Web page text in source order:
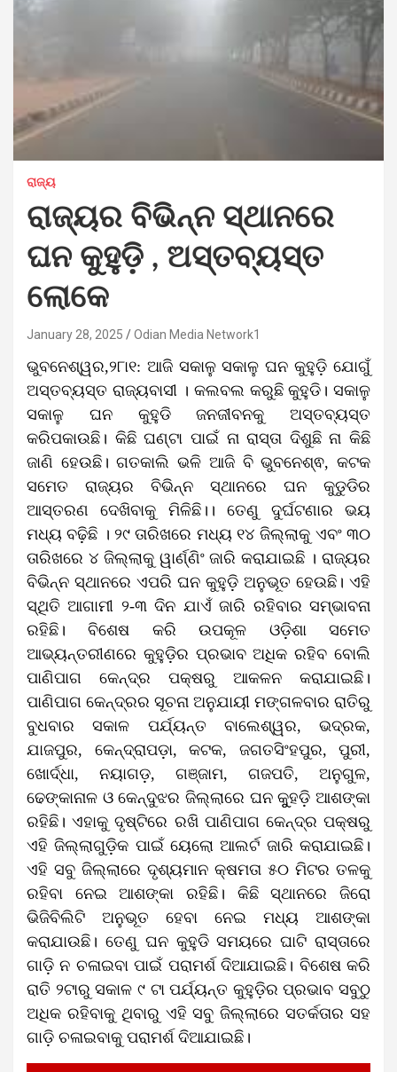
ରାଜ୍ୟ
ରାଜ୍ୟର ବିଭିନ୍ନ ସ୍ଥାନରେ
ଘନ କୁହୁଡ଼ି , ଅସ୍ତବ୍ୟସ୍ତ
ଲୋକେ
January 28, 2025 Odian Media Network1
ଭୁବନେଶ୍ୱର,୨୮ା୧: ଆଜି ସକାଳୁ ସକାଳୁ ଘନ କୁହୁଡ଼ି ଯୋଗୁଁ
ଅସ୍ତବ୍ୟସ୍ତ ରାଜ୍ୟବାସୀ । କଲବଲ କରୁଛି କୁହୁଡି। ସକାଳୁ
ସକାଳୁ ଘନ କୁହୁଡି ଜନଜୀବନକୁ ଅସ୍ତବ୍ୟସ୍ତ
କରିପକାଉଛି। କିଛି ଘଣ୍ଟା ପାଇଁ ନା ରାସ୍ତା ଦିଶୁଛି ନା କିଛି
ଜାଣି ହେଉଛି। ଗତକାଲି ଭଳି ଆଜି ବି ଭୁବନେଶ୍ଵ, କଟକ
ସମେତ ରାଜ୍ୟର ବିଭିନ୍ନ ସ୍ଥାନରେ ଘନ କୁଡୁଡିର
ଆସ୍ତରଣ ଦେଖିବାକୁ ମିଳିଛି।। ତେଣୁ ଦୁର୍ଘଟଣାର ଭୟ
ମଧ୍ୟ ବଢ଼ିଛି । ୨୯ ତାରିଖରେ ମଧ୍ୟ ୧୪ ଜିଲ୍ଲାକୁ ଏବଂ ୩୦
ତାରିଖରେ ୪ ଜିଲ୍ଲାକୁ ୱାର୍ଣ୍ଣିଂ ଜାରି କରାଯାଇଛି । ରାଜ୍ୟର
ବିଭିନ୍ନ ସ୍ଥାନରେ ଏପରି ଘନ କୁହୁଡ଼ି ଅନୁଭୂତ ହେଉଛି। ଏହି
ସ୍ଥିତି ଆଗାମୀ ୨-୩ ଦିନ ଯାଏଁ ଜାରି ରହିବାର ସମ୍ଭାବନା
ରହିଛି। ବିଶେଷ କରି ଉପକୂଳ ଓଡ଼ିଶା ସମେତ
ଆଭ୍ୟନ୍ତରୀଣରେ କୁହୁଡ଼ିର ପ୍ରଭାବ ଅଧିକ ରହିବ ବୋଲି
ପାଣିପାଗ କେନ୍ଦ୍ର ପକ୍ଷରୁ ଆକଳନ କରାଯାଇଛି।
ପାଣିପାଗ କେନ୍ଦ୍ରର ସୂଚନା ଅନୁଯାୟୀ ମଙ୍ଗଳବାର ରାତିରୁ
ବୁଧବାର ସକାଳ ପର୍ଯ୍ୟନ୍ତ ବାଲେଶ୍ୱର, ଭଦ୍ରକ,
ଯାଜପୁର, କେନ୍ଦ୍ରାପଡ଼ା, କଟକ, ଜଗତସିଂହପୁର, ପୁରୀ,
ଖୋର୍ଦ୍ଧା, ନୟାଗଡ଼, ଗଞ୍ଜାମ, ଗଜପତି, ଅନୁଗୁଳ,
ଢେଙ୍କାନାଳ ଓ କେନ୍ଦୁଝର ଜିଲ୍ଲାରେ ଘନ କୁୁହଡ଼ି ଆଶଙ୍କା
ରହିଛି। ଏହାକୁ ଦୃଷ୍ଟିରେ ରଖି ପାଣିପାଗ କେନ୍ଦ୍ର ପକ୍ଷରୁ
ଏହି ଜିଲ୍ଲାଗୁଡ଼ିକ ପାଇଁ ୟେଲୋ ଆଲର୍ଟ ଜାରି କରାଯାଇଛି।
ଏହି ସବୁ ଜିଲ୍ଲାରେ ଦୃଶ୍ୟମାନ କ୍ଷମତା ୫୦ ମିଟର ତଳକୁ
ରହିବା ନେଇ ଆଶଙ୍କା ରହିଛି। କିଛି ସ୍ଥାନରେ ଜିରୋ
ଭିଜିବିଲିଟି ଅନୁଭୂତ ହେବା ନେଇ ମଧ୍ୟ ଆଶଙ୍କା
କରାଯାଉଛି। ତେଣୁ ଘନ କୁହୁଡି ସମୟରେ ଘାଟି ରାସ୍ତାରେ
ଗାଡ଼ି ନ ଚଳାଇବା ପାଇଁ ପରାମର୍ଶ ଦିଆଯାଇଛି। ବିଶେଷ କରି
ରାତି ୨ଟାରୁ ସକାଳ ୯ ଟା ପର୍ଯ୍ୟନ୍ତ କୁହୁଡ଼ିର ପ୍ରଭାବ ସବୁଠୁ
ଅଧିକ ରହିବାକୁ ଥିବାରୁ ଏହି ସବୁ ଜିଲ୍ଲାରେ ସତର୍କତାର ସହ
ଗାଡ଼ି ଚଳାଇବାକୁ ପରାମର୍ଶ ଦିଆଯାଇଛି।